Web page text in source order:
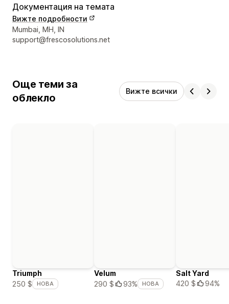
Документация на темата
Вижте подробности
Данни за връзка с дизайнера
Mumbai, MH, IN
support@frescosolutions.net
Още теми за
облекло
Вижте всички
Triumph
250 $
НОВА
Velum
290 $
93% НОВА
Salt Yard
420 $
94%